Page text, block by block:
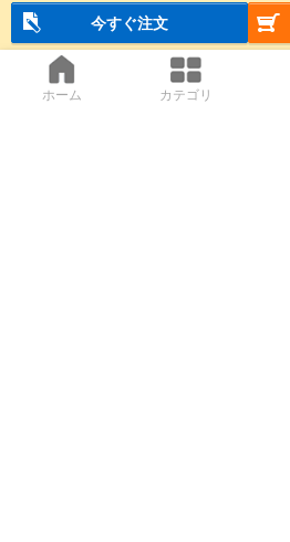
今すぐ注文
ホーム カテゴリ